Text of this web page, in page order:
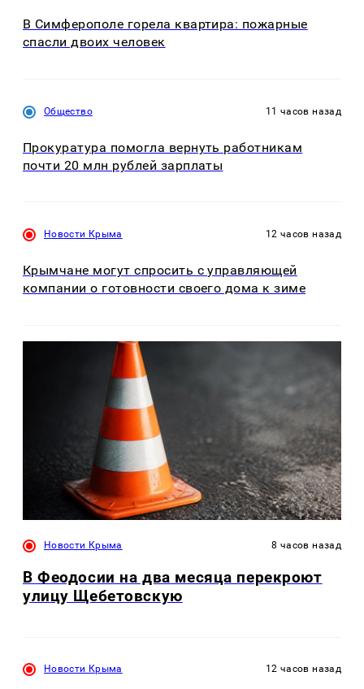
В Симферополе горела квартира: пожарные
спасли двоих человек
Общество 11 часов назад
Прокуратура помогла вернуть работникам
почти 20 млн рублей зарплаты
Новости Крыма 12 часов назад
Крымчане могут спросить с управляющей
компании о готовности своего дома к зиме
Новости Крыма 8 часов назад
В Феодосии на два месяца перекроют
улицу Щебетовскую
Новости Крыма 12 часов назад